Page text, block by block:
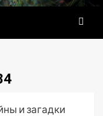
и загадки